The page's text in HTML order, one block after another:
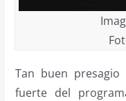
Tan buen
fuerte del